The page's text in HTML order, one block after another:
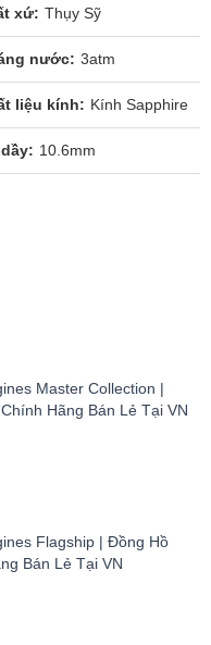
xứ Thụy Sỹ
nước 3atm
liệu kính Kính Sapphire
10.6mm
Master Collection |
Hãng Bán Lẻ Tại VN
Flagship | Đồng Hồ
Bán Lẻ Tại VN